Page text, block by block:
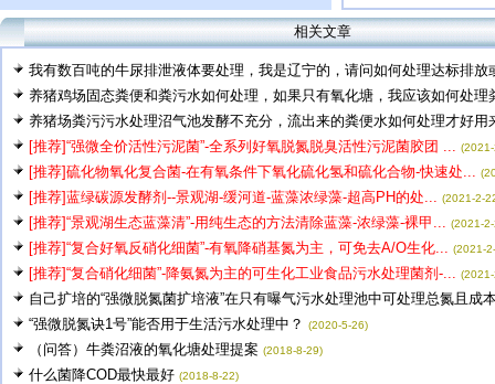
相关文章
我有数百吨的牛尿排泄液体要处理，我是辽宁的，请问如何处理达标排放
养猪鸡场固态粪便和粪污水如何处理，如果只有氧化塘，我应该如何处理
养猪场粪污污水处理沼气池发酵不充分，流出来的粪便水如何处理才好用
[推荐]“强微全价活性污泥菌”-全系列好氧脱氮脱臭活性污泥菌胶团 ...
[推荐]硫化物氧化复合菌-在有氧条件下氧化硫化氢和硫化合物-快速处...
[推荐]蓝绿碳源发酵剂--景观湖-缓河道-蓝藻浓绿藻-超高PH的处... (2021-2-
[推荐]“景观湖生态蓝藻清”-用纯生态的方法清除蓝藻-浓绿藻-裸甲... (2021-
[推荐]“复合好氧反硝化细菌”-有氧降硝基氮为主，可免去A/O生化... (2021-
[推荐]“复合硝化细菌”-降氨氮为主的可生化工业食品污水处理菌剂-...
自己扩培的“强微脱氮菌扩培液”在只有曝气污水处理池中可处理总氮且成
“强微脱氮诀1号”能否用于生活污水处理中？
(2020-5-26)
（问答）牛粪沼液的氧化塘处理提案 (2018-8-29)
什么菌降COD最快最好 (2018-8-22)